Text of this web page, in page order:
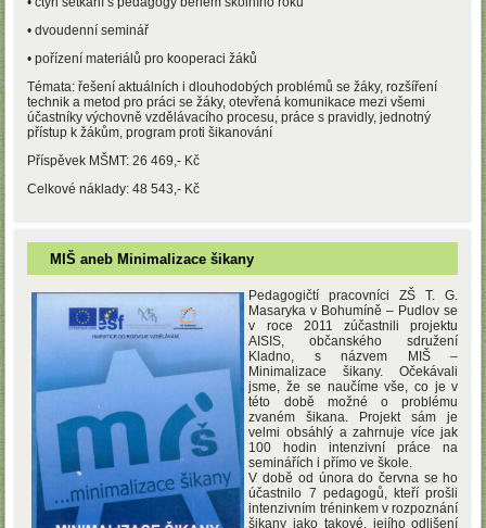
• dvoudenní seminář
• pořízení materiálů pro kooperaci žáků
Témata: řešení aktuálních i dlouhodobých problémů se žáky, rozšíření
technik a metod pro práci se žáky, otevřená komunikace mezi všemi
účastníky výchovně vzdělávacího procesu, práce s pravidly, jednotný
přístup k žákům, program proti šikanování
Příspěvek MŠMT: 26 469,- Kč
Celkové náklady: 48 543,- Kč
MIŠ aneb Minimalizace šikany
Pedagogičtí pracovníci ZŠ T. G.
Masaryka v Bohumíně – Pudlov se
v roce 2011 zúčastnili projektu
AISIS, občanského sdružení
Kladno, s názvem MIŠ –
Minimalizace šikany. Očekávali
jsme, že se naučíme vše, co je v
této době možné o problému
zvaném šikana. Projekt sám je
velmi obsáhlý a zahrnuje více jak
100 hodin intenzivní práce na
seminářích i přímo ve škole.
V době od února do června se ho
účastnilo 7 pedagogů, kteří prošli
intenzivním tréninkem v rozpoznání
šikany jako takové, jejího odlišení